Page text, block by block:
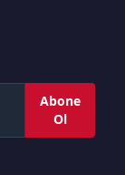
Abone
Ol